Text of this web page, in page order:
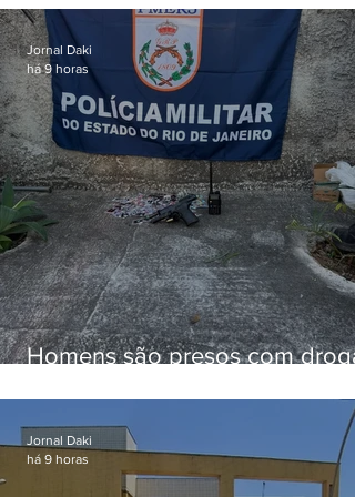
familiar para merenda escolar
Homens são presos com
Jornal Daki
há 9 horas
Jornal Daki
há 9 horas